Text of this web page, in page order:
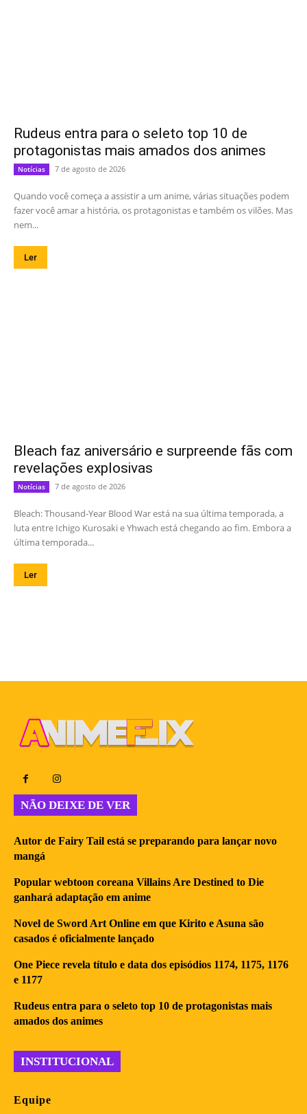
Rudeus entra para o seleto top 10 de
protagonistas mais amados dos animes
Notícias 7 de agosto de 2026
Quando você começa a assistir a um anime, várias situações podem
fazer você amar a história, os protagonistas e também os vilões. Mas
nem...
Ler
Bleach faz aniversário e surpreende fãs com
revelações explosivas
Notícias 7 de agosto de 2026
Bleach: Thousand-Year Blood War está na sua última temporada, a
luta entre Ichigo Kurosaki e Yhwach está chegando ao fim. Embora a
última temporada...
Ler
NÃO DEIXE DE VER
Autor de Fairy Tail está se preparando para lançar novo
mangá
Popular webtoon coreana Villains Are Destined to Die
ganhará adaptação em anime
Novel de Sword Art Online em que Kirito e Asuna são
casados é oficialmente lançado
One Piece revela título e data dos episódios 1174, 1175, 1176
e 1177
Rudeus entra para o seleto top 10 de protagonistas mais
amados dos animes
INSTITUCIONAL
Equipe